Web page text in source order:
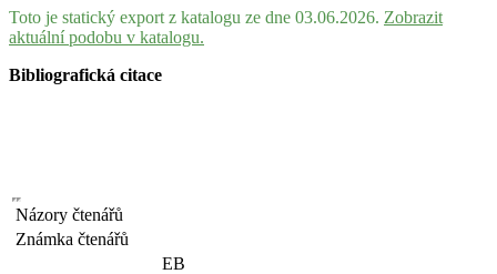
Toto je statický export z katalogu ze dne 03.06.2026. Zobrazit
aktuální podobu v katalogu.
Bibliografická citace
Názory čtenářů
Známka čtenářů
EB